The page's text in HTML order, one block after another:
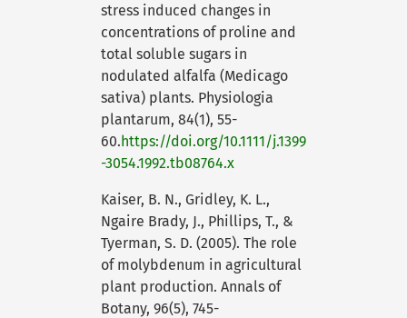
stress induced changes in
concentrations of proline and
total soluble sugars in
nodulated alfalfa (Medicago
sativa) plants. Physiologia
plantarum, 84(1), 55-
60.https://doi.org/10.1111/j.1399
-3054.1992.tb08764.x
Kaiser, B. N., Gridley, K. L.,
Ngaire Brady, J., Phillips, T., &
Tyerman, S. D. (2005). The role
of molybdenum in agricultural
plant production. Annals of
Botany, 96(5), 745-